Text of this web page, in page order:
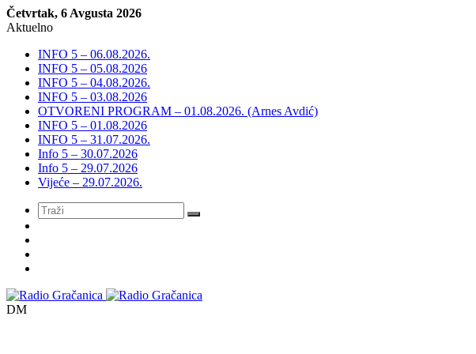
Četvrtak, 6 Avgusta 2026
Aktuelno
INFO 5 – 06.08.2026.
INFO 5 – 05.08.2026
INFO 5 – 04.08.2026.
INFO 5 – 03.08.2026
OTVORENI PROGRAM – 01.08.2026. (Arnes Avdić)
INFO 5 – 01.08.2026
INFO 5 – 31.07.2026.
Info 5 – 30.07.2026
Info 5 – 29.07.2026
Vijeće – 29.07.2026.
Meni
DM